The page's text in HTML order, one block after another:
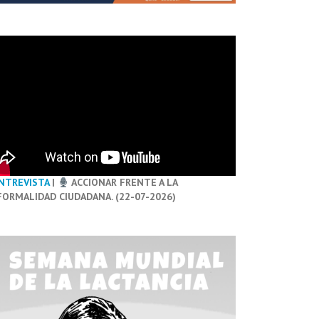
|
ACCIONAR FRENTE A LA
CIUDADANA. (22-07-2026)